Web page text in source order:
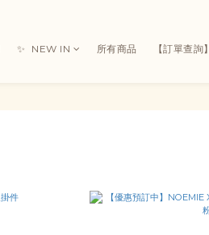
✨ ㅤ ㅤNEW IN 所有商品 【訂單查詢】